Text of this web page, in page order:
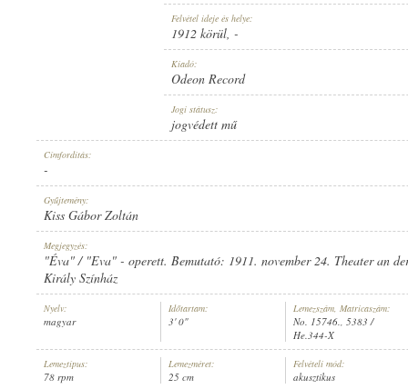
ELŐADÓ: KIRÁLY ERNŐ ISMERETLEN ZENÉSZ (ZONGORA)
NO. 15746.
Felvétel ideje és helye:
1912 körül, -
Kiadó:
Odeon Record
Jogi státusz:
jogvédett mű
Címfordítás:
-
Gyűjtemény:
Kiss Gábor Zoltán
Megjegyzés:
"Éva" / "Eva" - operett. Bemutató: 1911. november 24. Theater an
Király Színház
Nyelv:
magyar
Időtartam:
3' 0"
Lemezszám, Matricaszám:
No. 15746., 5383 /
He.344-X
Lemeztípus:
78 rpm
Lemezméret:
25 cm
Felvételi mód:
akusztikus